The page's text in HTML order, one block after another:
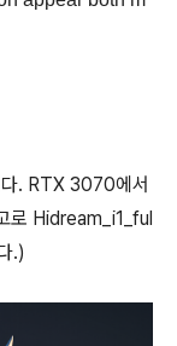
. RTX 3070에서
로 Hidream_i1_ful
.)